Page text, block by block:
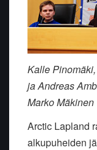
Kalle
ja Andreas
Marko Mäkinen
Arctic Lapland
alkupuheiden